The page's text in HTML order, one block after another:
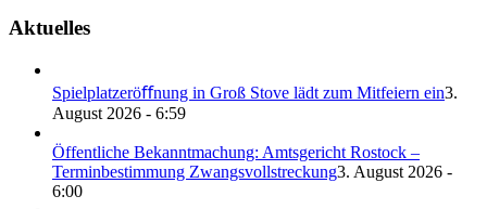
Aktuelles
Spielplatzeröﬀnung in Groß Stove lädt zum Mitfeiern ein3.
August 2026 - 6:59
Öffentliche Bekanntmachung: Amtsgericht Rostock –
Terminbestimmung Zwangsvollstreckung3. August 2026 -
6:00